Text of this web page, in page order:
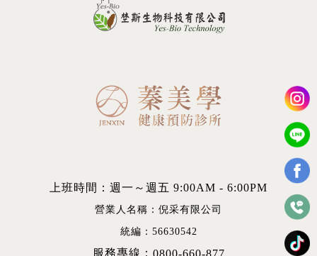
上班時間：週一～週五 9:00AM - 6:00PM
營業人名稱：倪采有限公司
統編：56630542
服務專線： 0800-660-877